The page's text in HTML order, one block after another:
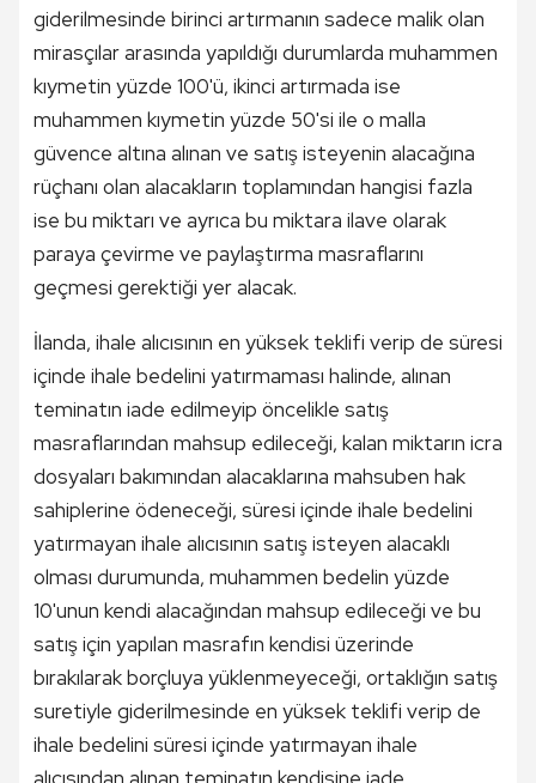
giderilmesinde birinci artırmanın sadece malik olan
mirasçılar arasında yapıldığı durumlarda muhammen
kıymetin yüzde 100'ü, ikinci artırmada ise
muhammen kıymetin yüzde 50'si ile o malla
güvence altına alınan ve satış isteyenin alacağına
rüçhanı olan alacakların toplamından hangisi fazla
ise bu miktarı ve ayrıca bu miktara ilave olarak
paraya çevirme ve paylaştırma masraflarını
geçmesi gerektiği yer alacak.
İlanda, ihale alıcısının en yüksek teklifi verip de süresi
içinde ihale bedelini yatırmaması halinde, alınan
teminatın iade edilmeyip öncelikle satış
masraflarından mahsup edileceği, kalan miktarın icra
dosyaları bakımından alacaklarına mahsuben hak
sahiplerine ödeneceği, süresi içinde ihale bedelini
yatırmayan ihale alıcısının satış isteyen alacaklı
olması durumunda, muhammen bedelin yüzde
10'unun kendi alacağından mahsup edileceği ve bu
satış için yapılan masrafın kendisi üzerinde
bırakılarak borçluya yüklenmeyeceği, ortaklığın satış
suretiyle giderilmesinde en yüksek teklifi verip de
ihale bedelini süresi içinde yatırmayan ihale